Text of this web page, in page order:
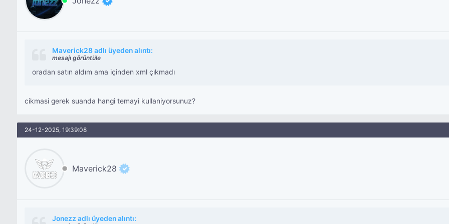
Maverick28 adlı üyeden alıntı:
mesajı görüntüle
oradan satın aldım ama içinden xml çıkmadı
cikmasi gerek suanda hangi temayi kullaniyorsunuz?
24-12-2025, 19:39:08
Maverick28
Jonezz adlı üyeden alıntı: